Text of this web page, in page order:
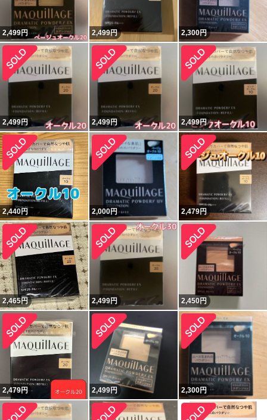
2,499円 2,499円 2,300円
2,499円 2,499円 2,499円
2,440円 2,000円 2,479円
2,465円 2,499円 2,450円
2,479円 2,499円 2,300円